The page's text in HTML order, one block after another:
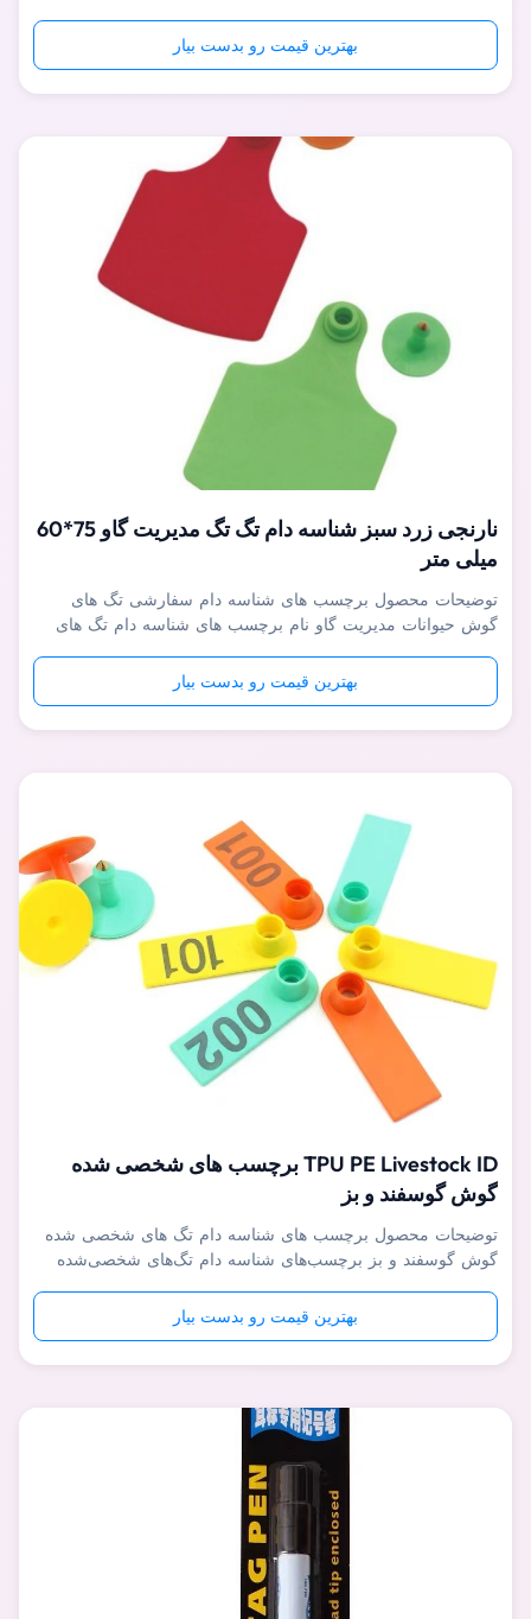
برچسب‌های گوش TPU مانند برچسب گوش گوسفند، بز، خوک،
گاو، گاو و سایر حیوانات استفاده می‌شود.شما می توانید هر
بهترین قیمت رو بدست بیار
نارنجی زرد سبز شناسه دام تگ تگ مدیریت گاو 75*60
میلی متر
توضیحات محصول برچسب های شناسه دام سفارشی تگ های
گوش حیوانات مدیریت گاو نام برچسب های شناسه دام تگ های
نارنجی/زرد/آبی/قرمز/سبز/سفارشی بسته بندی 100 عدد / کیسه،
بهترین قیمت رو بدست بیار
TPU PE Livestock ID برچسب های شخصی شده
گوش گوسفند و بز
توضیحات محصول برچسب های شناسه دام تگ های شخصی شده
گوش گوسفند و بز برچسب‌های شناسه دام تگ‌های شخصی‌شده
گوسفند، بز و غیره استفاده می شودحیوانات کوچک و
متوسط.برچسب های گوش برای مدیریت اطلاعات دام مفید است،
بهترین قیمت رو بدست بیار